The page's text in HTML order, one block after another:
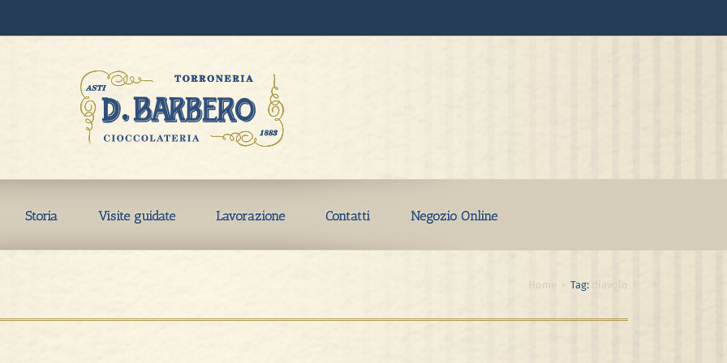
Storia Visite guidate Lavorazione Contatti Negozio Online
Home > Tag: diavolo